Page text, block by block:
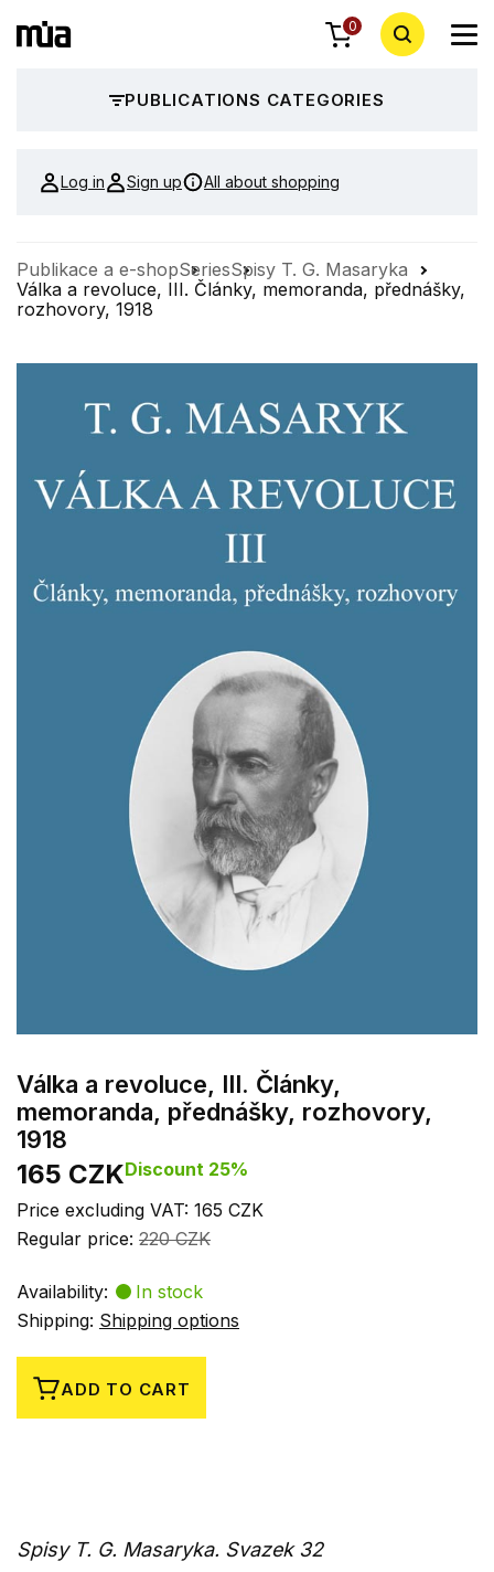
0
PUBLICATIONS CATEGORIES
Log in Sign up All about shopping
Publikace a e-shopSeriesSpisy T. G. Masaryka
Válka a revoluce, III. Články, memoranda, přednášky,
rozhovory, 1918
Válka a revoluce, III. Články,
memoranda, přednášky, rozhovory,
1918
165 CZKDiscount 25%
Price excluding VAT: 165 CZK
Regular price: 220 CZK
Availability:
In stock
Shipping: Shipping options
ADD TO CART
Spisy T. G. Masaryka. Svazek 32